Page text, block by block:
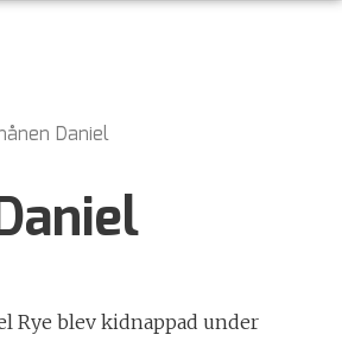
Daniel
Rye blev kidnappad under